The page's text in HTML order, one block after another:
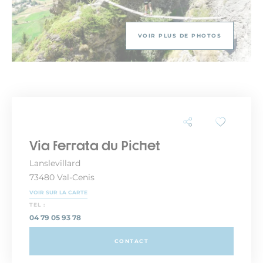
VOIR PLUS DE PHOTOS
Via ferrata du Pichet
Lanslevillard
73480 Val-Cenis
VOIR SUR LA CARTE
TEL :
04 79 05 93 78
CONTACT